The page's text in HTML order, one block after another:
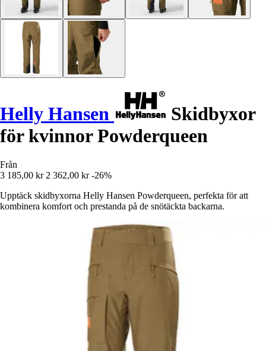
Helly Hansen
Skidbyxor
för kvinnor Powderqueen
Från
3 185,00 kr 2 362,00 kr -26%
Upptäck skidbyxorna Helly Hansen Powderqueen, perfekta för att
kombinera komfort och prestanda på de snötäckta backarna.